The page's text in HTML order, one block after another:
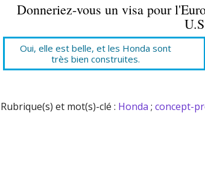
Donneriez-vous un visa pour
Oui, elle est belle, et les Honda sont
très bien construites.
Rubrique(s) et mot(s)-clé : Honda ;concept-